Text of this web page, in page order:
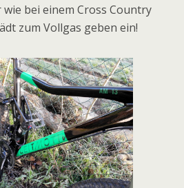
bei einem Cross Country
zum Vollgas geben ein!